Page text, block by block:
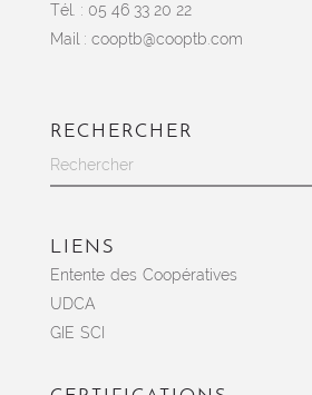
Tél. : 05 46 33 20 22
Mail : cooptb@cooptb.com
RECHERCHER
LIENS
Entente des Coopératives
UDCA
GIE SCI